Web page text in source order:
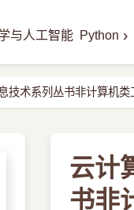
与人工智能 Python ›
技术系列丛书非计算机类
云计
书非